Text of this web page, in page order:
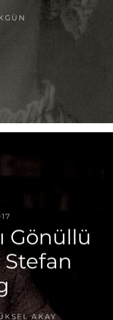
Gönüllü
AKAY